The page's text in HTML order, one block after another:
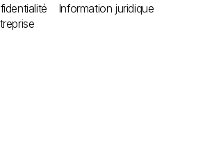
Information juridique